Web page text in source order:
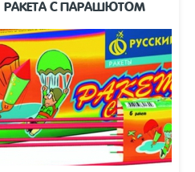
Высота
взлета, м:
30
Размеры
упаковки, мм:
110 х 396 х 16
Вес упаковки,
0.5
Цена указана
8 упаковок по 6 ракет в